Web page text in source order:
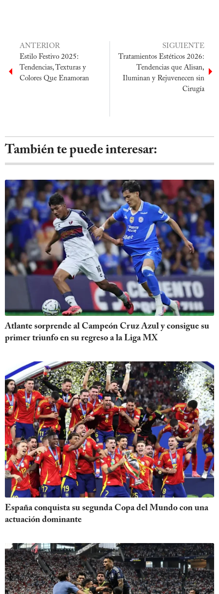
ANTERIOR
Estilo Festivo 2025:
Tendencias, Texturas y
Colores Que Enamoran
SIGUIENTE
Tratamientos Estéticos 2026:
Tendencias que Alisan,
Iluminan y Rejuvenecen sin
Cirugía
También te puede interesar:
Atlante sorprende al Campeón Cruz Azul y consigue su
primer triunfo en su regreso a la Liga MX
España conquista su segunda Copa del Mundo con una
actuación dominante